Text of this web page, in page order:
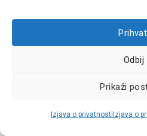
Odbij
Prikaži
Izjava o privatnosti Izjava o
označena sa* (obavezno)